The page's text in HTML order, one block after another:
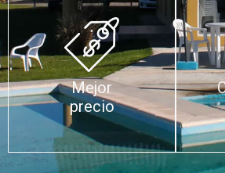
Mejor
precio